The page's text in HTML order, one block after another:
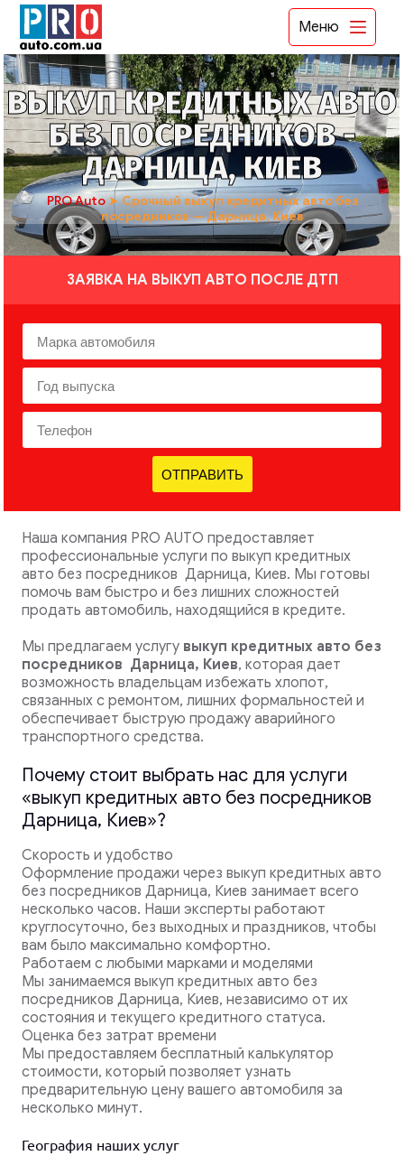
Меню
ВЫКУП КРЕДИТНЫХ АВТО
БЕЗ ПОСРЕДНИКОВ -
ДАРНИЦА, КИЕВ
PRO Auto➤Срочный выкуп кредитных авто без
посредников — Дарница, Киев
ЗАЯВКА НА ВЫКУП АВТО ПОСЛЕ ДТП
ОТПРАВИТЬ
Наша компания PRO AUTO предоставляет
профессиональные услуги по выкуп кредитных
авто без посредников Дарница, Киев. Мы готовы
помочь вам быстро и без лишних сложностей
продать автомобиль, находящийся в кредите.
Мы предлагаем услугу выкуп кредитных авто без
посредников Дарница, Киев, которая дает
возможность владельцам избежать хлопот,
связанных с ремонтом, лишних формальностей и
обеспечивает быструю продажу аварийного
транспортного средства.
Почему стоит выбрать нас для услуги
«выкуп кредитных авто без посредников
Дарница, Киев»?
Скорость и удобство
Оформление продажи через выкуп кредитных авто
без посредников Дарница, Киев занимает всего
несколько часов. Наши эксперты работают
круглосуточно, без выходных и праздников, чтобы
вам было максимально комфортно.
Работаем с любыми марками и моделями
Мы занимаемся выкуп кредитных авто без
посредников Дарница, Киев, независимо от их
состояния и текущего кредитного статуса.
Оценка без затрат времени
Мы предоставляем бесплатный калькулятор
стоимости, который позволяет узнать
предварительную цену вашего автомобиля за
несколько минут.
География наших услуг